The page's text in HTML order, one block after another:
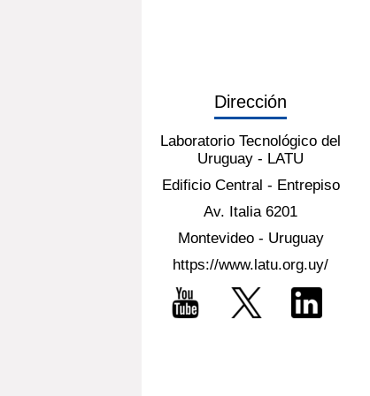
Dirección
Laboratorio Tecnológico del
Uruguay - LATU
Edificio Central - Entrepiso
Av. Italia 6201
Montevideo - Uruguay
https://www.latu.org.uy/